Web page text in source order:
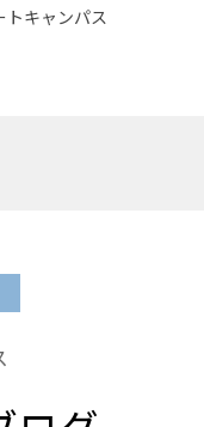
トキャンパス